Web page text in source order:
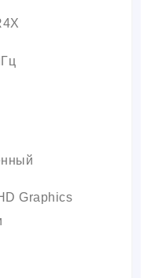
Graphics